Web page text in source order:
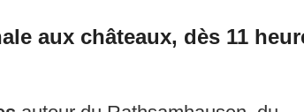
aux châteaux, dès 11